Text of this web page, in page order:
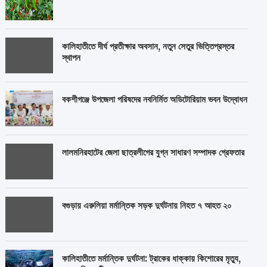
কালিহাতীতে দীর্ঘ প্রতীক্ষার অবসান, নতুন সেতুর ভিত্তিপ্রস্তর
স্থাপন
বকশীগঞ্জে উপজেলা পরিষদের নবনির্মিত অডিটোরিয়াম ভবন উদ্বোধন
লালমনিরহাটের জেলা ছাত্রলীগের যুগ্ন সাধারণ সম্পাদক গ্রেফতার
বগুড়ায় এরুলিয়া মর্মান্তিক সড়ক দুর্ঘটনায় নিহত ৭ আহত ২০
কালিহাতীতে মর্মান্তিক দুর্ঘটনা: ট্রাকের ধাক্কায় কিশোরের মৃত্যু,